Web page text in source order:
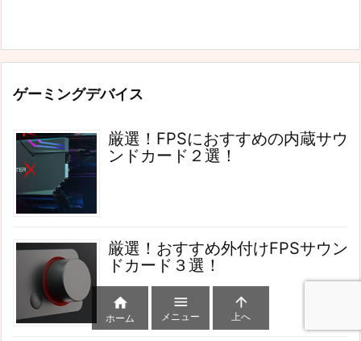
ゲーミングデバイス
厳選！FPSにおすすめの内蔵サウ
ンドカード２選！
厳選！おすすめ外付けFPSサウン
ドカード３選！

ホーム

メニュー

上へ